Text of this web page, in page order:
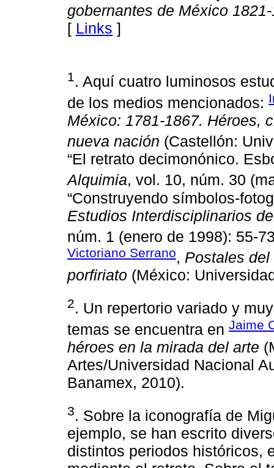
gobernantes de México
[ Links ]
1. Aquí cuatro luminosos
de los medios mencionados:
México: 1781-1867. Héroes,
nueva nación (Castellón:
“El retrato decimonónico.
Alquimia, vol. 10, núm. 30
“Construyendo símbolos-
Estudios Interdisciplinarios
núm. 1 (enero de 1998): 55-
Victoriano Serrano, Postales
porfiriato (México:
2. Un repertorio variado y
temas se encuentra en Jaime
héroes en la mirada del arte
Artes/Universidad Nacional
Banamex, 2010).
3. Sobre la iconografía de
ejemplo, se han escrito
distintos periodos históricos,